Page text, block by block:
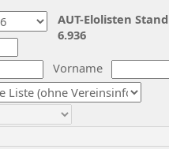
Vorname
AUT-Elolisten
6.936